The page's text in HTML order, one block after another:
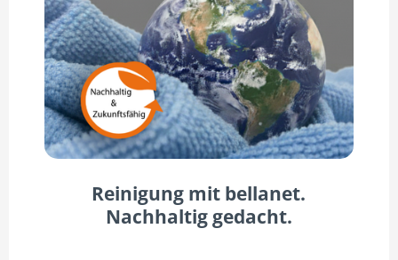
Reinigung mit bellanet.
Nachhaltig gedacht.